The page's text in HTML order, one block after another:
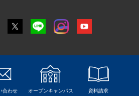
合わせ オープンキャンパス 資料請求
© Edogawa University All Rights Reserved.